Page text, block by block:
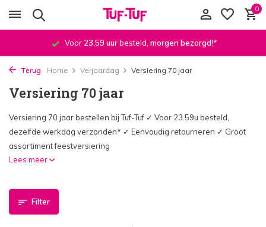
0
Voor23.59 uurbesteld, morgen bezorgd!*
Terug Home Verjaardag Versiering 70 jaar
Versiering 70 jaar
Versiering 70 jaar bestellen bij Tuf-Tuf ✓ Voor 23.59u besteld,
dezelfde werkdag verzonden* ✓ Eenvoudig retourneren ✓ Groot
assortiment feestversiering
Lees meer
Filter